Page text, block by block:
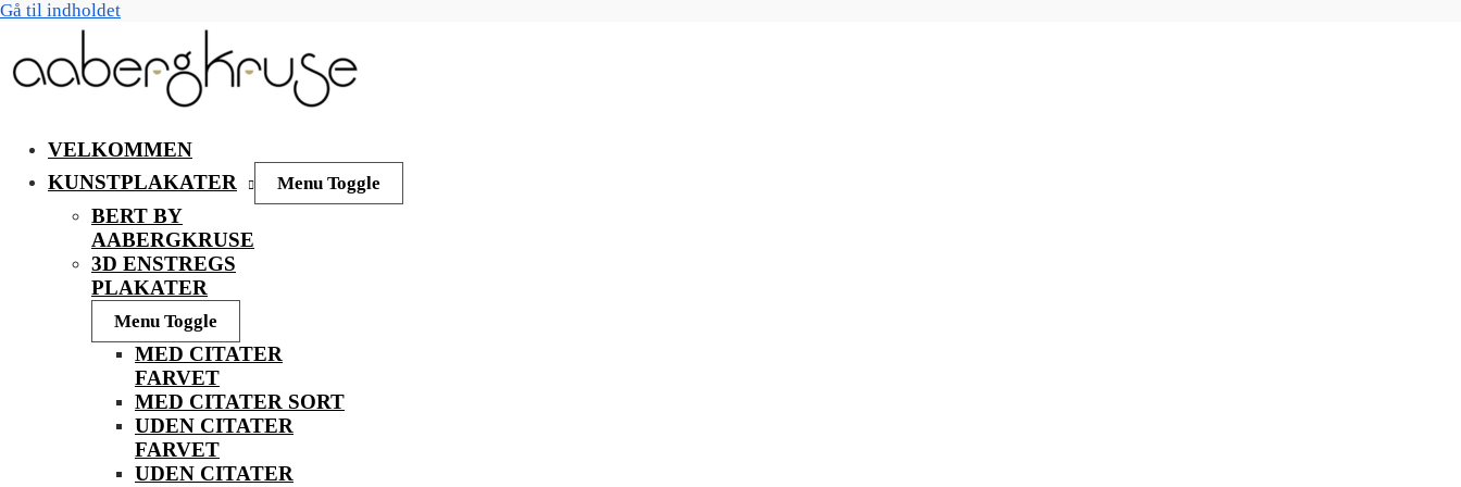
Gå til indholdet
VELKOMMEN
KUNSTPLAKATER
Menu Toggle
BERT BY
AABERGKRUSE
3D ENSTREGS
PLAKATER
Menu Toggle
MED CITATER
FARVET
MED CITATER SORT
UDEN CITATER
FARVET
UDEN CITATER